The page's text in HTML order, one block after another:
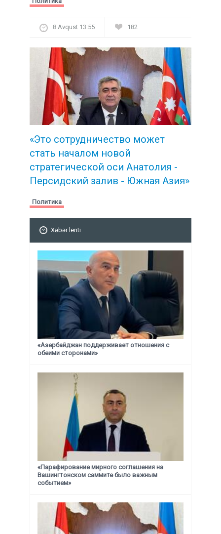
8 Avqust 13:55 182
«Это сотрудничество может
стать началом новой
стратегической оси Анатолия -
Персидский залив - Южная Азия»
Политика
Xəbər lenti
«Азербайджан поддерживает отношения с
обеими сторонами»
«Парафирование мирного соглашения на
Вашингтонском саммите было важным
событием»